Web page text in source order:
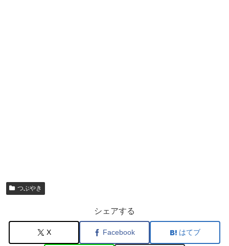
つぶやき
シェアする
X Facebook はてブ